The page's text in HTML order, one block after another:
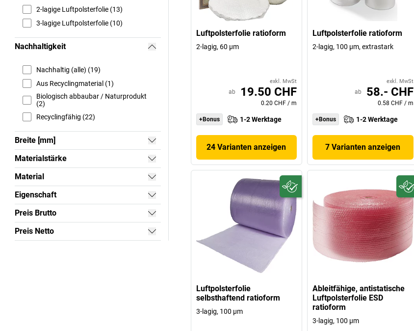
2-lagige Luftpolsterfolie (13)
3-lagige Luftpolsterfolie (10)
Nachhaltigkeit
Nachhaltig (alle) (19)
Aus Recyclingmaterial (1)
Biologisch abbaubar / Naturprodukt
(2)
Recyclingfähig (22)
Breite [mm]
Materialstärke
Material
Eigenschaft
Preis Brutto
Preis Netto
Luftpolsterfolie ratioform
2-lagig, 60 µm
exkl. MwSt
ab 19.50 CHF
0.20 CHF /m
+Bonus 1-2 Werktage
24 Varianten anzeigen
Luftpolsterfolie ratioform
2-lagig, 100 µm, extrastark
exkl. MwSt
ab 58.- CHF
0.58 CHF / m
+Bonus 1-2 Werktage
7 Varianten anzeigen
Luftpolsterfolie
selbsthaftend ratioform
3-lagig, 100 µm
Ableitfähige, antistatische
Luftpolsterfolie ESD
ratioform
3-lagig, 100 µm